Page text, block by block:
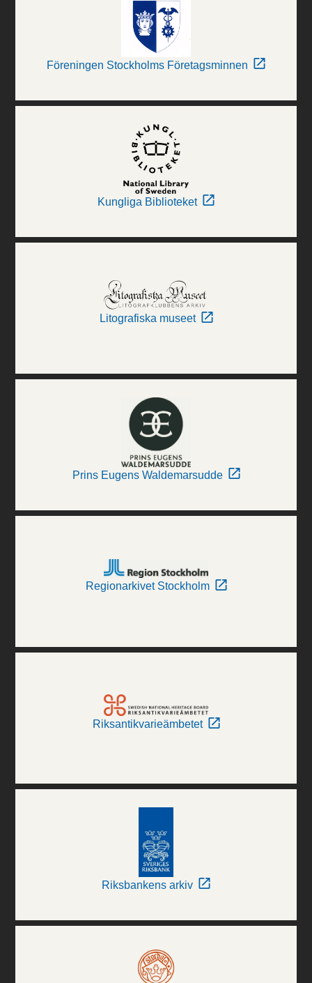
Föreningen Stockholms Företagsminnen
Kungliga Biblioteket
Litografiska museet
Prins Eugens Waldemarsudde
Regionarkivet Stockholm
Riksantikvarieämbetet
Riksbankens arkiv